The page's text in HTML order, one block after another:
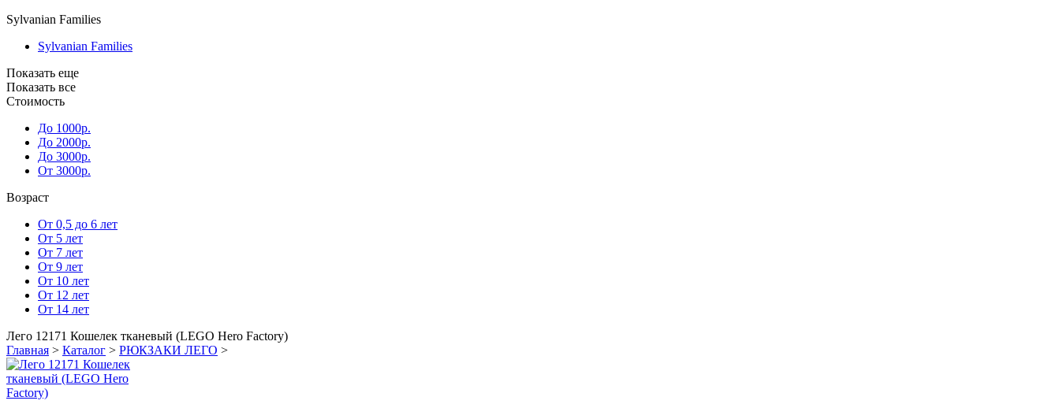
Sylvanian Families
Sylvanian Families
Показать еще
Показать все
Стоимость
До 1000р.
До 2000р.
До 3000р.
От 3000р.
Возраст
От 0,5 до 6 лет
От 5 лет
От 7 лет
От 9 лет
От 10 лет
От 12 лет
От 14 лет
Лего 12171 Кошелек тканевый (LEGO Hero Factory)
Главная > Каталог > РЮКЗАКИ ЛЕГО >